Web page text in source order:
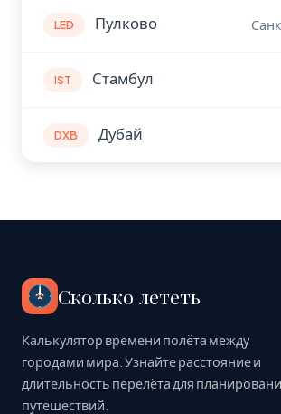
LED Пулково
IST Стамбул
DXB Дубай
Сколько лететь
Калькулятор времени полёта между
городами мира. Узнайте расстояние и
длительность перелёта для
путешествий.